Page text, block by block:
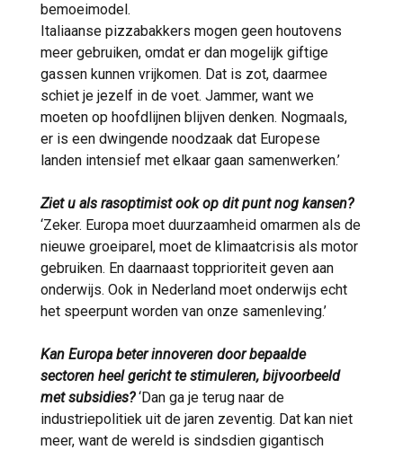
bemoeimodel.
Italiaanse pizzabakkers mogen geen houtovens
meer gebruiken, omdat er dan mogelijk giftige
gassen kunnen vrijkomen. Dat is zot, daarmee
schiet je jezelf in de voet. Jammer, want we
moeten op hoofdlijnen blijven denken. Nogmaals,
er is een dwingende noodzaak dat Europese
landen intensief met elkaar gaan samenwerken.’
Ziet u als rasoptimist ook op dit punt nog kansen?
‘Zeker. Europa moet duurzaamheid omarmen als de
nieuwe groeiparel, moet de klimaatcrisis als motor
gebruiken. En daarnaast topprioriteit geven aan
onderwijs. Ook in Nederland moet onderwijs echt
het speerpunt worden van onze samenleving.’
Kan Europa beter innoveren door bepaalde
sectoren heel gericht te stimuleren, bijvoorbeeld
met subsidies?‘Dan ga je terug naar de
industriepolitiek uit de jaren zeventig. Dat kan niet
meer, want de wereld is sindsdien gigantisch